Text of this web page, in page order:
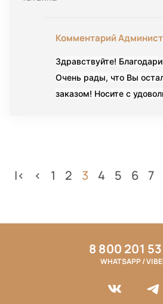
Комментарий
Здравствуйте!
Очень рады, что Вы
заказом! Носите с
|< < 1 2 3 4 5 6 7
8 800 201
WHATSAPP /